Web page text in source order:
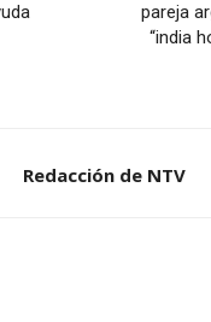
pareja
“india
Redacción de NTV